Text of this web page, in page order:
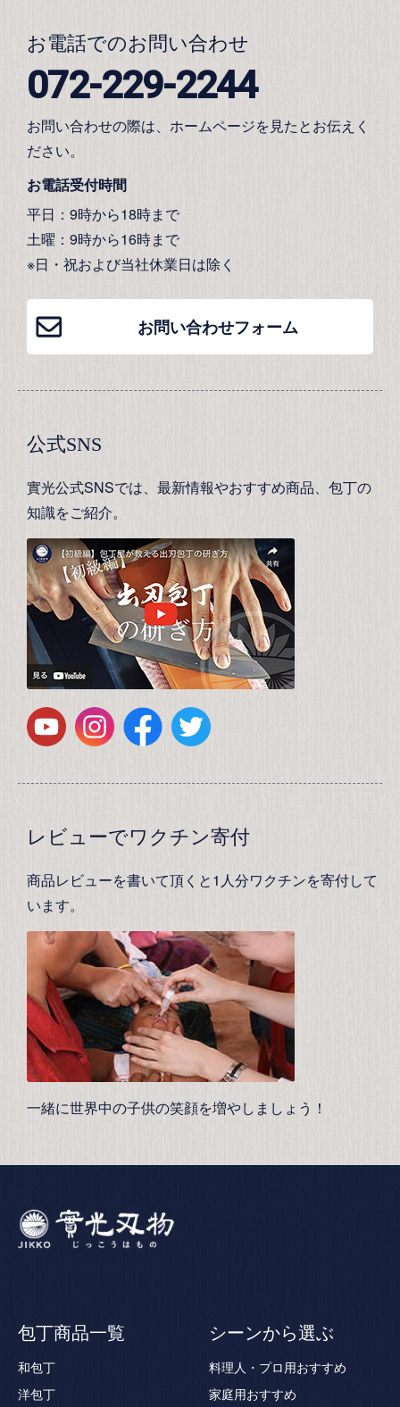
お電話でのお問い合わせ
072-229-2244
お問い合わせの際は、ホームページを見たとお伝えく
ださい。
お電話受付時間
平日：9時から18時まで
土曜：9時から16時まで
※日・祝および当社休業日は除く
お問い合わせフォーム
公式SNS
實光公式SNSでは、最新情報やおすすめ商品、包丁の
知識をご紹介。
レビューでワクチン寄付
商品レビューを書いて頂くと1人分ワクチンを寄付して
います。
一緒に世界中の子供の笑顔を増やしましょう！
包丁商品一覧
和包丁
洋包丁
シーンから選ぶ
料理人・プロ用おすすめ
家庭用おすすめ